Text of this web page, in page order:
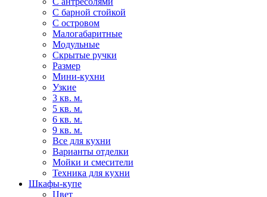
С барной стойкой
С островом
Малогабаритные
Модульные
Скрытые ручки
Размер
Мини-кухни
Узкие
3 кв. м.
5 кв. м.
6 кв. м.
9 кв. м.
Все для кухни
Варианты отделки
Мойки и смесители
Техника для кухни
Шкафы-купе
Цвет